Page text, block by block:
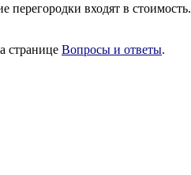
входят в стоимость.
странице Вопросы и ответы.